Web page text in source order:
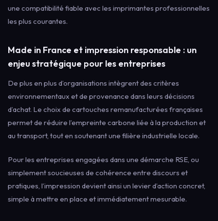
une compatibilité fiable avec les imprimantes professionnelles
les plus courantes.
Made in France et impression responsable : un
enjeu stratégique pour les entreprises
De plus en plus d’organisations intègrent des critères
environnementaux et de provenance dans leurs décisions
d’achat. Le choix de cartouches remanufacturées françaises
permet de réduire l’empreinte carbone liée à la production et
au transport, tout en soutenant une filière industrielle locale.
Pour les entreprises engagées dans une démarche RSE, ou
simplement soucieuses de cohérence entre discours et
pratiques, l’impression devient ainsi un levier d’action concret,
simple à mettre en place et immédiatement mesurable.